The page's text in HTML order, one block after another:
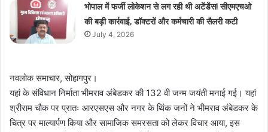
भोपाल में फर्जी लोकेशन से लग रही थी अटेंडेंस! सीएमएचओ
की बड़ी कार्रवाई, डॉक्टरों और कर्मचारी की सैलरी कटी
July 4, 2026
नवलोक समाचार, सोहागपुर।
यहां के संविधान निर्माता भीमराव अंबेडकर की 132 वी जन्म जयंती मनाई गई।यहां
श्रीराम चौक पर प्रातः आरएसएस और नगर के थिंक जनों ने भीमराव अंबेडकर के
चित्र पर माल्यार्पण किया और सामाजिक समरसता को लेकर विचार आया, इस